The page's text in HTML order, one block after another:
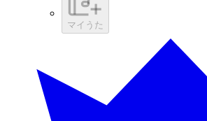
マイうた